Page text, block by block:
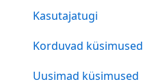
Kasutajatugi
Korduvad küsimused
Uusimad küsimused